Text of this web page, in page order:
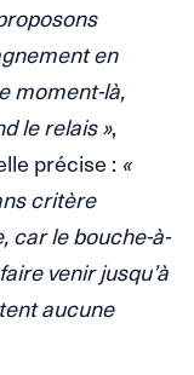
en
moment-là,
le relais »,
précise : «
critère
car le bouche-à-
venir jusqu’à
aucune